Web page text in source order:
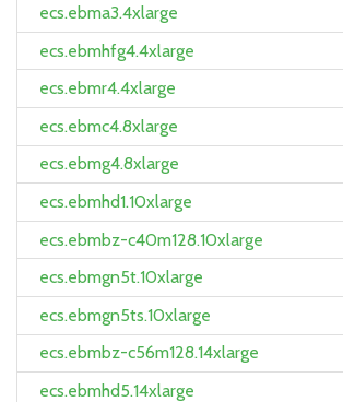
ecs.ebma3.4xlarge
ecs.ebmhfg4.4xlarge
ecs.ebmr4.4xlarge
ecs.ebmc4.8xlarge
ecs.ebmg4.8xlarge
ecs.ebmhd1.10xlarge
ecs.ebmbz-c40m128.10xlarge
ecs.ebmgn5t.10xlarge
ecs.ebmgn5ts.10xlarge
ecs.ebmbz-c56m128.14xlarge
ecs.ebmhd5.14xlarge